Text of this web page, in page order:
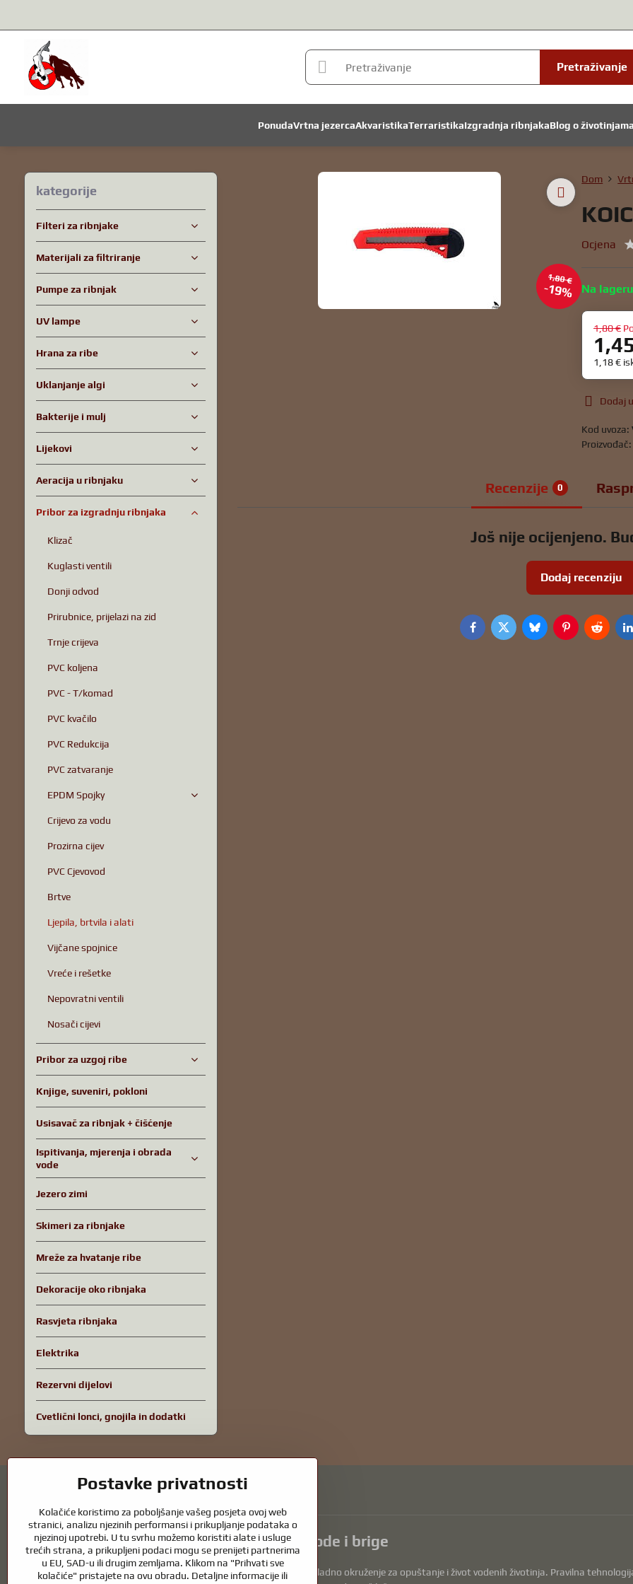
Pretraživanje
PonudaVrtna jezercaAkvaristikaTerraristikaIzgradnja ribnjakaBlog o
1,80 €
19%
Dom
Ocjena
Na
1,80 €
1,18 €
Dodaj
Kod uvoza:
Recenzije 0
Još nije ocijenjeno.
Dodaj recenziju
FacebookTwitterBlueskyPinterestReddit
kategorije
Filteri za ribnjake
Materijali za filtriranje
Pumpe za ribnjak
UV lampe
Hrana za ribe
Uklanjanje algi
Bakterije i mulj
Lijekovi
Aeracija u ribnjaku
Pribor za izgradnju ribnjaka
Klizač
Kuglasti ventili
Donji odvod
Prirubnice, prijelazi na zid
Trnje crijeva
PVC koljena
PVC - T/komad
PVC kvačilo
PVC Redukcija
PVC zatvaranje
EPDM Spojky
Crijevo za vodu
Prozirna cijev
PVC Cjevovod
Brtve
Ljepila, brtvila i alati
Vijčane spojnice
Vreće i rešetke
Nepovratni ventili
Nosači cijevi
Pribor za uzgoj ribe
Knjige, suveniri, pokloni
Usisavač za ribnjak + čišćenje
Ispitivanja, mjerenja i obrada
vode
Jezero zimi
Skimeri za ribnjake
Mreže za hvatanje ribe
Dekoracije oko ribnjaka
Rasvjeta ribnjaka
Elektrika
Rezervni dijelovi
Cvetlični lonci, gnojila in dodatki
Vrtni ribnjaci i oprema za konje – spoj prirode i brige
Vrtni ribnjaci prekrasan su dodatak svakom eksterijeru i stvaraju skladno okruženje za opuštanje i život vodenih životinja. Pravilna
Postavke privatnosti
Kolačiće koristimo za poboljšanje vašeg posjeta ovoj web
stranici, analizu njezinih performansi i prikupljanje podataka o
njezinoj upotrebi. U tu svrhu možemo koristiti alate i usluge
trećih strana, a prikupljeni podaci mogu se prenijeti partnerima
u EU, SAD-u ili drugim zemljama. Klikom na "Prihvati sve
kolačiće" pristajete na ovu obradu. Detaljne informacije ili